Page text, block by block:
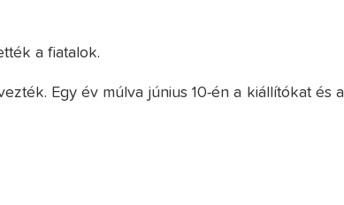
a fiatalok.
Egy év múlva június 10-én a kiállítókat és a